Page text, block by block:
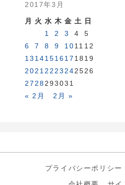
2017年3月
月 火 水 木 金 土
日
1
2 3 4
5
6
7 8 9 1011 12
13 14151617 18 19
2021 22 23 242526
27 28293031
« 2月
2月 »
プライバシーポリシー